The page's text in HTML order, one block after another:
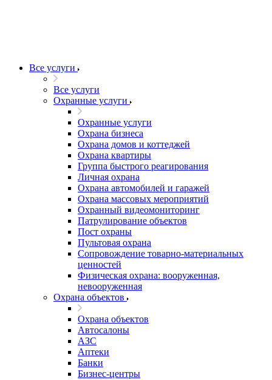
Все услуги
Все услуги
Охранные услуги
Охранные услуги
Охрана бизнеса
Охрана домов и коттеджей
Охрана квартиры
Группа быстрого реагирования
Личная охрана
Охрана автомобилей и гаражей
Охрана массовых мероприятий
Охранный видеомониторинг
Патрулирование объектов
Пост охраны
Пультовая охрана
Сопровождение товарно-материальных
ценностей
Физическая охрана: вооруженная,
невооруженная
Охрана объектов
Охрана объектов
Автосалоны
АЗС
Аптеки
Банки
Бизнес-центры